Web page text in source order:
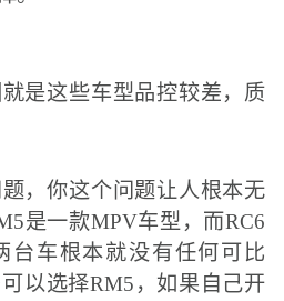
是这些车型品控较差，质
，你这个问题让人根本无
是一款MPV车型，而RC6
台车根本就没有任何可比
以选择RM5，如果自己开